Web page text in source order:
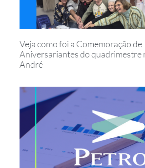
Veja como foi a Comemoração de
Aniversariantes do quadrimestre
André